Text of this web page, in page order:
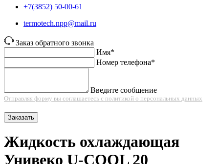
+7(3852) 50-00-61
termotech.npp@mail.ru
Заказ обратного звонка
Имя*
Номер телефона*
Введите сообщение
Отправляя форму вы соглашаетесь с политикой о персональных данных
Заказать
Жидкость охлаждающая
Унивеко U-COOL 20